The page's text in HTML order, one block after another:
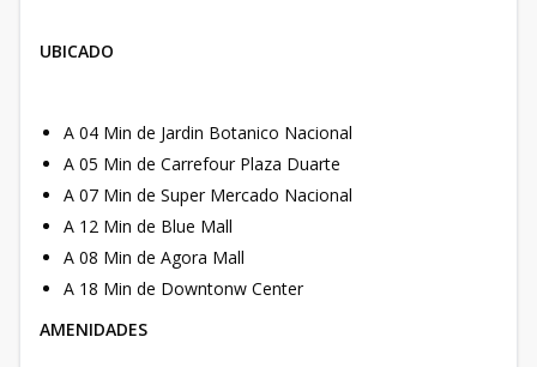
UBICADO
A 04 Min de Jardin Botanico Nacional
A 05 Min de Carrefour Plaza Duarte
A 07 Min de Super Mercado Nacional
A 12 Min de Blue Mall
A 08 Min de Agora Mall
A 18 Min de Downtonw Center
AMENIDADES